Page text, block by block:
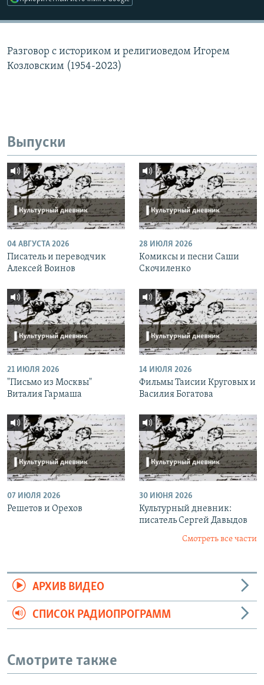
Разговор с историком и религиоведом Игорем
Козловским (1954-2023)
Выпуски
04 АВГУСТА 2026
Писатель и переводчик
Алексей Воинов
28 ИЮЛЯ 2026
Комиксы и песни Саши
Скочиленко
21 ИЮЛЯ 2026
"Письмо из Москвы"
Виталия Гармаша
14 ИЮЛЯ 2026
Фильмы Таисии Круговых и
Василия Богатова
07 ИЮЛЯ 2026
Решетов и Орехов
30 ИЮНЯ 2026
Культурный дневник:
писатель Сергей Давыдов
Смотреть все части
АРХИВ ВИДЕО
СПИСОК РАДИОПРОГРАММ
Смотрите также